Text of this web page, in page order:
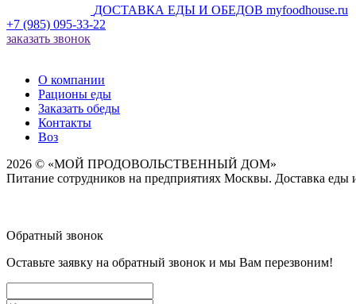
ДОСТАВКА ЕДЫ И ОБЕДОВ myfoodhouse.ru
+7 (985) 095-33-22
заказать звонок
О компании
Рационы еды
Заказать обеды
Контакты
Воз
2026 © «МОЙ ПРОДОВОЛЬСТВЕННЫЙ ДОМ»
Питание сотрудников на предприятиях Москвы. Доставка еды
Обратный звонок
Оставьте заявку на обратный звонок и мы Вам перезвоним!